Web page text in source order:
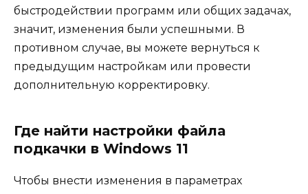
быстродействии программ или общих задачах,
значит, изменения были успешными. В
противном случае, вы можете вернуться к
предыдущим настройкам или провести
дополнительную корректировку.
Где найти настройки файла
подкачки в Windows 11
Чтобы внести изменения в параметрах